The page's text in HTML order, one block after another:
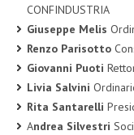
CONFINDUSTRIA
Giuseppe Melis
Renzo Parisotto
Giovanni Puoti
Livia Salvini
Rita Santarelli
Andrea Silvestri